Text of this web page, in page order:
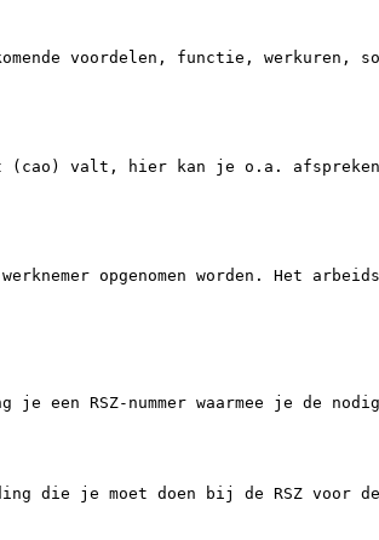
voordelen, functie, werkuren,
(cao) valt, hier kan je o.a. afspreken
opgenomen worden. Het
RSZ-nummer waarmee je de
die je moet doen bij de RSZ voor de